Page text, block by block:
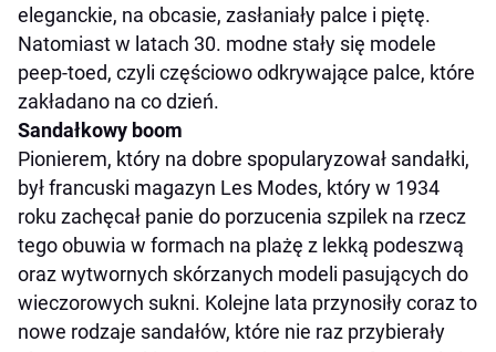
eleganckie, na obcasie, zasłaniały palce i piętę.
Natomiast w latach 30. modne stały się modele
peep-toed, czyli częściowo odkrywające palce, które
zakładano na co dzień.
Sandałkowy boom
Pionierem, który na dobre spopularyzował sandałki,
był francuski magazyn Les Modes, który w 1934
roku zachęcał panie do porzucenia szpilek na rzecz
tego obuwia w formach na plażę z lekką podeszwą
oraz wytwornych skórzanych modeli pasujących do
wieczorowych sukni. Kolejne lata przynosiły coraz to
nowe rodzaje sandałów, które nie raz przybierały